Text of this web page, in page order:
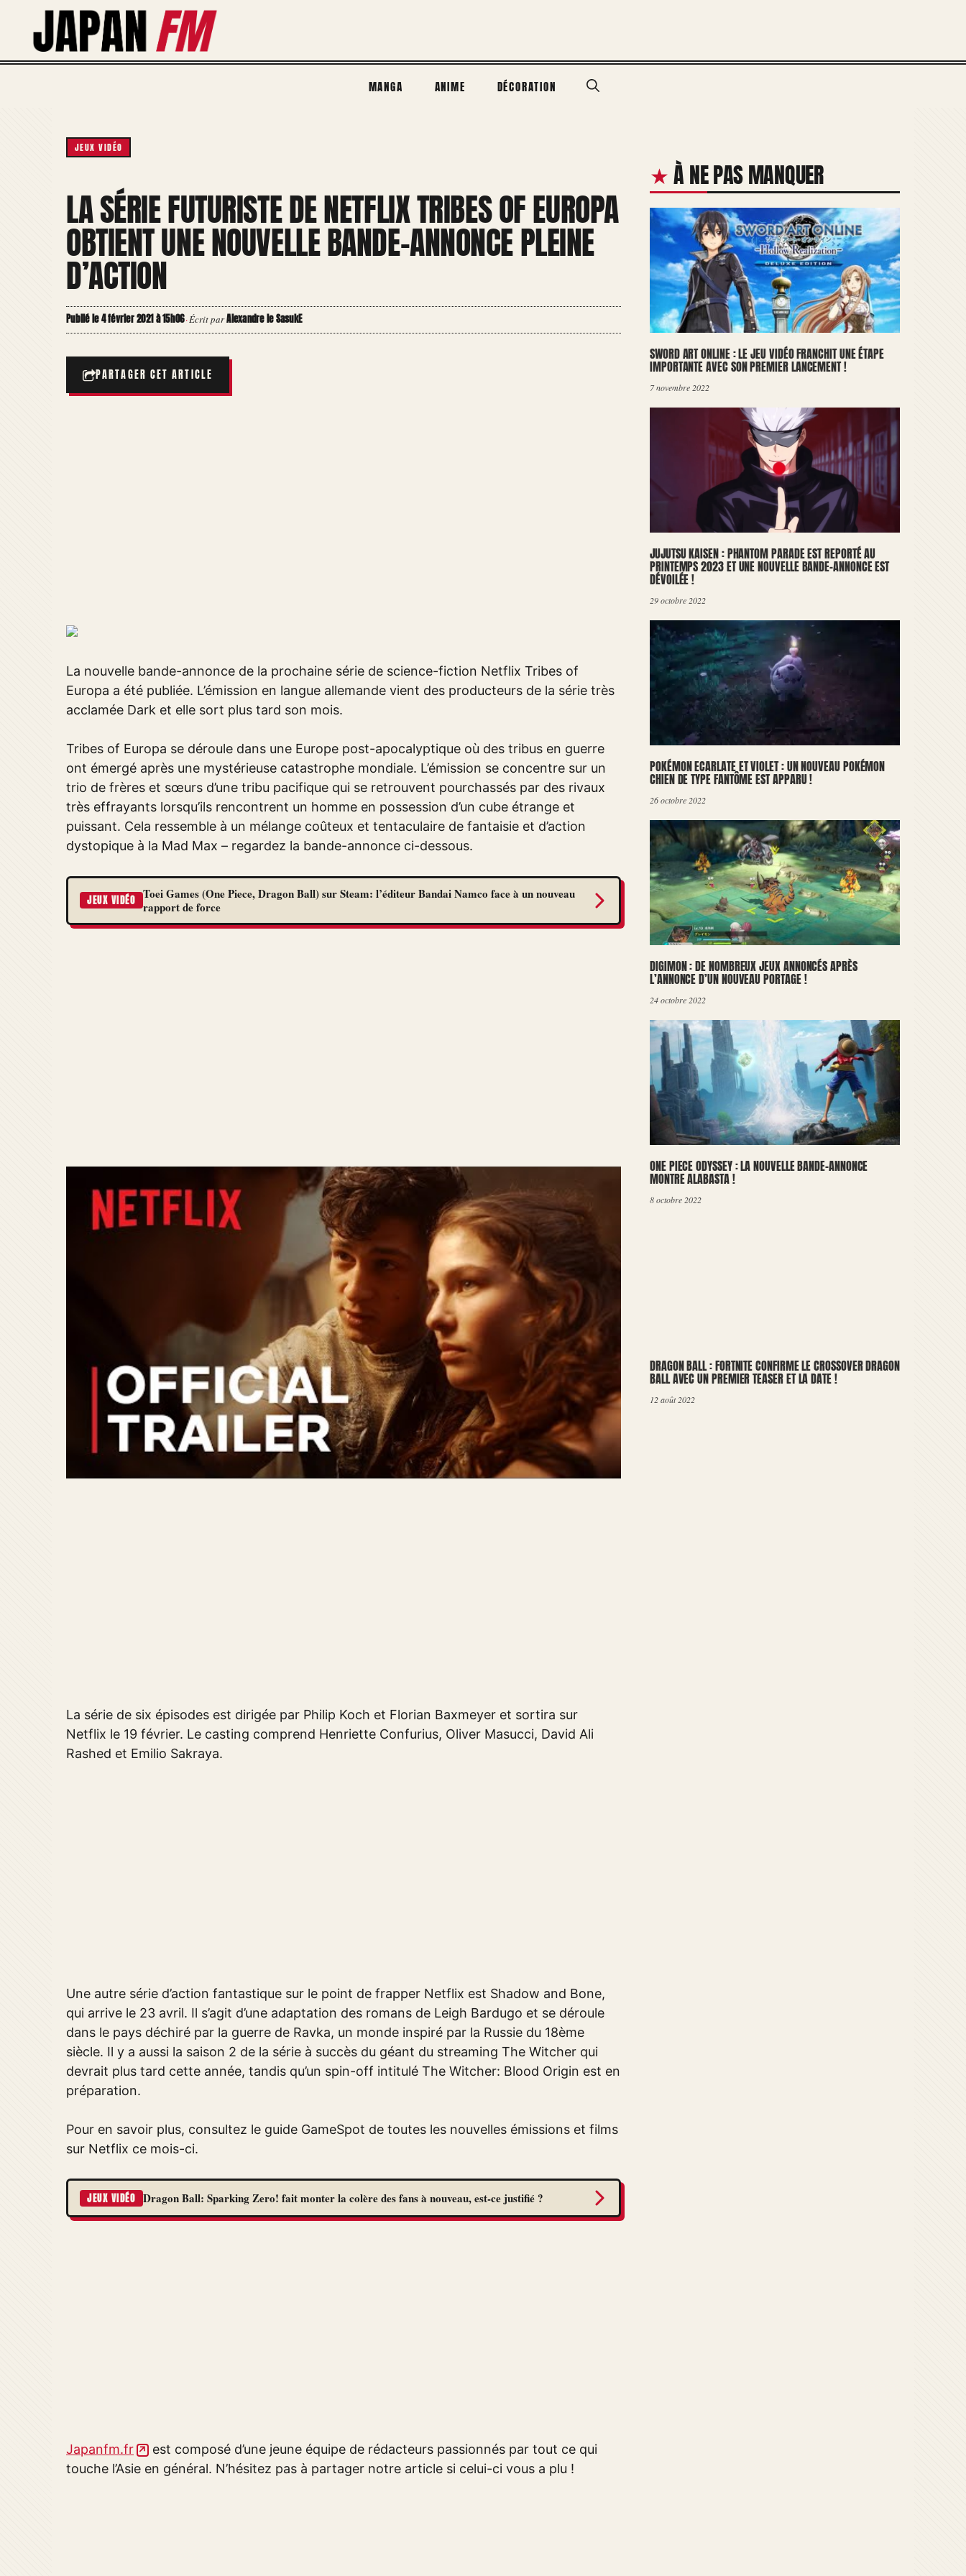
contenu
MANGA ANIME DÉCORATION
JEUX VIDÉO
LA SÉRIE FUTURISTE DE NETFLIX TRIBES OF EUROPA
OBTIENT UNE NOUVELLE BANDE-ANNONCE PLEINE
D’ACTION
Publié le 4 février 2021 à 15h06·Écrit parAlexandre le SasukE
PARTAGER CET ARTICLE
La nouvelle bande-annonce de la prochaine série de science-fiction Netflix Tribes of
Europa a été publiée. L’émission en langue allemande vient des producteurs de la série très
acclamée Dark et elle sort plus tard son mois.
Tribes of Europa se déroule dans une Europe post-apocalyptique où des tribus en guerre
ont émergé après une mystérieuse catastrophe mondiale. L’émission se concentre sur un
trio de frères et sœurs d’une tribu pacifique qui se retrouvent pourchassés par des rivaux
très effrayants lorsqu’ils rencontrent un homme en possession d’un cube étrange et
puissant. Cela ressemble à un mélange coûteux et tentaculaire de fantaisie et d’action
dystopique à la Mad Max – regardez la bande-annonce ci-dessous.
JEUX VIDÉO Toei Games (One Piece, Dragon Ball) sur Steam: l’éditeur Bandai Namco face à un nouveau
rapport de force
La série de six épisodes est dirigée par Philip Koch et Florian Baxmeyer et sortira sur
Netflix le 19 février. Le casting comprend Henriette Confurius, Oliver Masucci, David Ali
Rashed et Emilio Sakraya.
Une autre série d’action fantastique sur le point de frapper Netflix est Shadow and Bone,
qui arrive le 23 avril. Il s’agit d’une adaptation des romans de Leigh Bardugo et se déroule
dans le pays déchiré par la guerre de Ravka, un monde inspiré par la Russie du 18ème
siècle. Il y a aussi la saison 2 de la série à succès du géant du streaming The Witcher qui
devrait plus tard cette année, tandis qu’un spin-off intitulé The Witcher: Blood Origin est en
préparation.
Pour en savoir plus, consultez le guide GameSpot de toutes les nouvelles émissions et films
sur Netflix ce mois-ci.
JEUX VIDÉO Dragon Ball: Sparking Zero! fait monter la colère des fans à nouveau, est-ce justifié ?
Japanfm.fr
est composé d’une jeune équipe de rédacteurs passionnés par tout ce qui
touche l’Asie en général. N’hésitez pas à partager notre article si celui-ci vous a plu !
À NE PAS MANQUER
SWORD ART ONLINE : LE JEU VIDÉO FRANCHIT UNE ÉTAPE
IMPORTANTE AVEC SON PREMIER LANCEMENT !
7 novembre 2022
JUJUTSU KAISEN : PHANTOM PARADE EST REPORTÉ AU
PRINTEMPS 2023 ET UNE NOUVELLE BANDE-ANNONCE EST
DÉVOILÉE !
29 octobre 2022
POKÉMON ECARLATE ET VIOLET : UN NOUVEAU POKÉMON
CHIEN DE TYPE FANTÔME EST APPARU !
26 octobre 2022
DIGIMON : DE NOMBREUX JEUX ANNONCÉS APRÈS
L’ANNONCE D’UN NOUVEAU PORTAGE !
24 octobre 2022
ONE PIECE ODYSSEY : LA NOUVELLE BANDE-ANNONCE
MONTRE ALABASTA !
8 octobre 2022
DRAGON BALL : FORTNITE CONFIRME LE CROSSOVER DRAGON
BALL AVEC UN PREMIER TEASER ET LA DATE !
12 août 2022